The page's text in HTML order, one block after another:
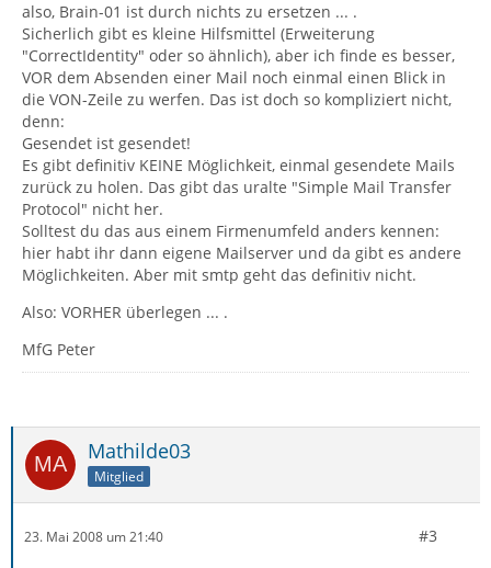
also, Brain-01 ist durch nichts zu ersetzen ... .
Sicherlich gibt es kleine Hilfsmittel (Erweiterung
"CorrectIdentity" oder so ähnlich), aber ich finde es besser,
VOR dem Absenden einer Mail noch einmal einen Blick in
die VON-Zeile zu werfen. Das ist doch so kompliziert nicht,
denn:
Gesendet ist gesendet!
Es gibt definitiv KEINE Möglichkeit, einmal gesendete Mails
zurück zu holen. Das gibt das uralte "Simple Mail Transfer
Protocol" nicht her.
Solltest du das aus einem Firmenumfeld anders kennen:
hier habt ihr dann eigene Mailserver und da gibt es andere
Möglichkeiten. Aber mit smtp geht das definitiv nicht.
Also: VORHER überlegen ... .
MfG Peter
Mathilde03
Mitglied
23. Mai 2008 um 21:40 #3